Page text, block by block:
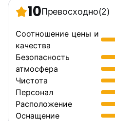
10Превосходно(2)
Соотношение цены и
качества
Безопасность
атмосфера
Чистота
Персонал
Расположение
Оснащение